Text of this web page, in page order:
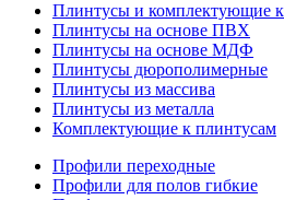
Плинтусы и комплектующие
Плинтусы на основе ПВХ
Плинтусы на основе МДФ
Плинтусы дюрополимерные
Плинтусы из массива
Плинтусы из металла
Комплектующие к плинтусам
Профили переходные
Профили для полов гибкие